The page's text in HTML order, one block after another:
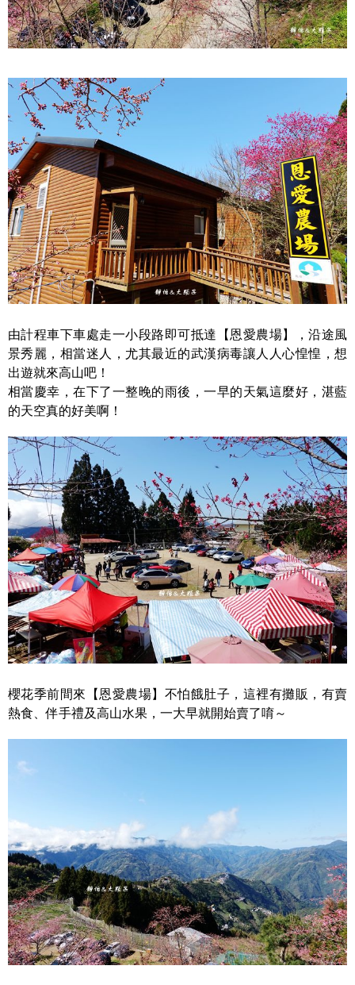
由計程車下車處走一小段路即可抵達【恩愛農場】，沿途風
景秀麗，相當迷人，尤其最近的武漢病毒讓人人心惶惶，想
出遊就來高山吧！
相當慶幸，在下了一整晚的雨後，一早的天氣這麼好，湛藍
的天空真的好美啊！
櫻花季前間來【恩愛農場】不怕餓肚子，這裡有攤販，有賣
熱食、伴手禮及高山水果，一大早就開始賣了唷～